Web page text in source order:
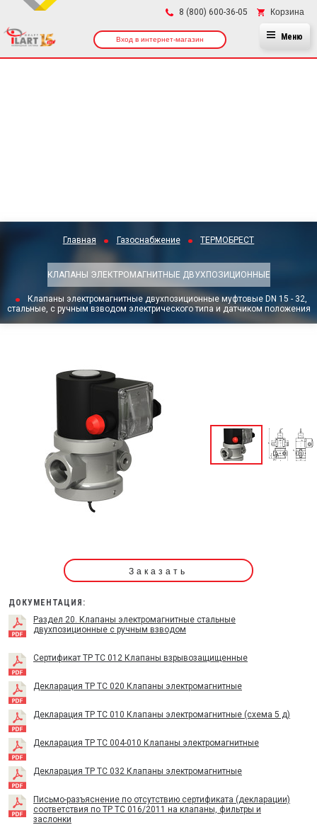
8 (800) 600-36-05 Корзина
Вход в интернет-магазин Меню
Главная Газоснабжение ТЕРМОБРЕСТ
КЛАПАНЫ ЭЛЕКТРОМАГНИТНЫЕ ДВУХПОЗИЦИОННЫЕ
Клапаны электромагнитные двухпозиционные муфтовые DN 15 - 32,
стальные, с ручным взводом электрического типа и датчиком положения
Заказать
ДОКУМЕНТАЦИЯ:
Раздел 20. Клапаны электромагнитные стальные
двухпозиционные с ручным взводом
Сертификат TP TC 012 Клапаны взрывозащищенные
Декларация ТР ТС 020 Клапаны электромагнитные
Декларация ТР ТС 010 Клапаны электромагнитные (схема 5 д)
Декларация ТР ТС 004-010 Клапаны электромагнитные
Декларация ТР ТС 032 Клапаны электромагнитные
Письмо-разъяснение по отсутствию сертификата (декларации)
соответствия по ТР ТС 016/2011 на клапаны, фильтры и
заслонки
×